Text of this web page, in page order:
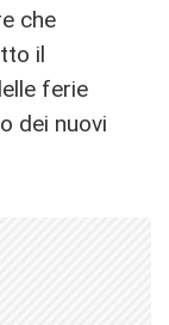
che
il
ferie
dei nuovi